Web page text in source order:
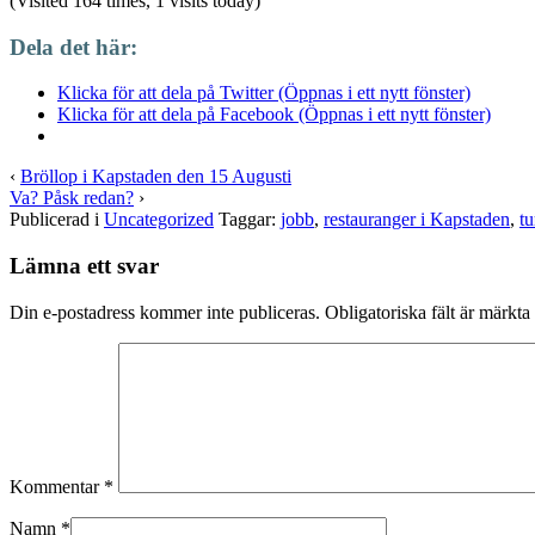
Dela det här:
Klicka för att dela på Twitter (Öppnas i ett nytt fönster)
Klicka för att dela på Facebook (Öppnas i ett nytt fönster)
‹ Bröllop i Kapstaden den 15 Augusti
Va? Påsk redan? ›
Publicerad i Uncategorized Taggar: jobb, restauranger i Kapstaden,
Lämna ett svar
Din e-postadress kommer inte publiceras. Obligatoriska fält är märkta
Kommentar *
Namn *